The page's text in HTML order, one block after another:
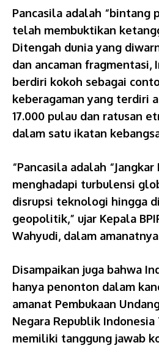
Pancasila adalah “bintang
telah membuktikan
Ditengah dunia yang
dan ancaman fragmentasi,
berdiri kokoh sebagai
keberagaman yang terdiri
17.000 pulau dan ratusan
dalam satu ikatan
“Pancasila adalah
menghadapi turbulensi
disrupsi teknologi hingga
geopolitik,” ujar Kepala
Wahyudi, dalam
Disampaikan juga bahwa
hanya penonton dalam
amanat Pembukaan
Negara Republik Indonesia
memiliki tanggung jawab